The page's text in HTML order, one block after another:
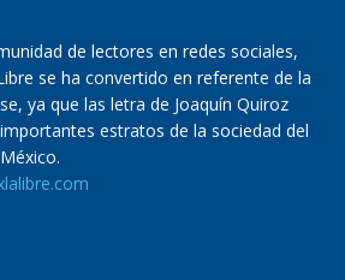
de lectores en redes sociales,
se ha convertido en referente de la
ya que las letra de Joaquín Quiroz
estratos de la sociedad del